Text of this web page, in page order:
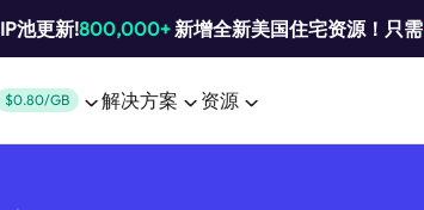
IP池更新!800,000+新增全新美国住宅资源！只需
$0.80/GB 解决方案 资源